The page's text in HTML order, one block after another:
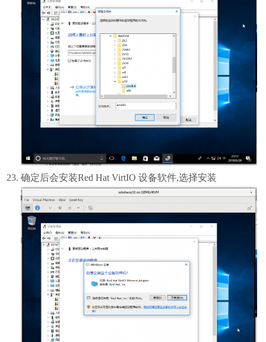
确定后会安装Red Hat VirtIO 设备软件,选择安装